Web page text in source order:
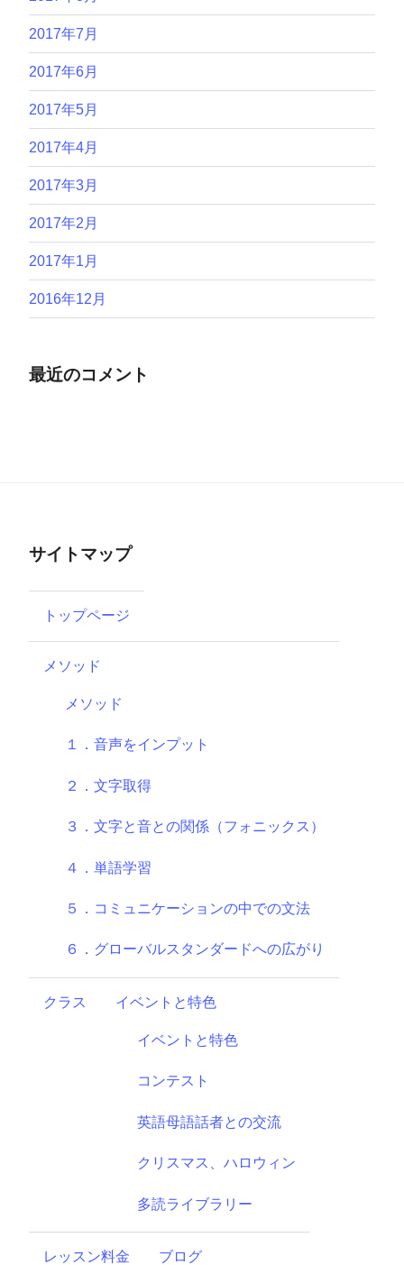
2017年7月
2017年6月
2017年5月
2017年4月
2017年3月
2017年2月
2017年1月
2016年12月
最近のコメント
サイトマップ
トップページ
メソッド
メソッド
１．音声をインプット
２．文字取得
３．文字と音との関係（フォニックス）
４．単語学習
５．コミュニケーションの中での文法
６．グローバルスタンダードへの広がり
クラス イベントと特色
イベントと特色
コンテスト
英語母語話者との交流
クリスマス、ハロウィン
多読ライブラリー
レッスン料金 ブログ